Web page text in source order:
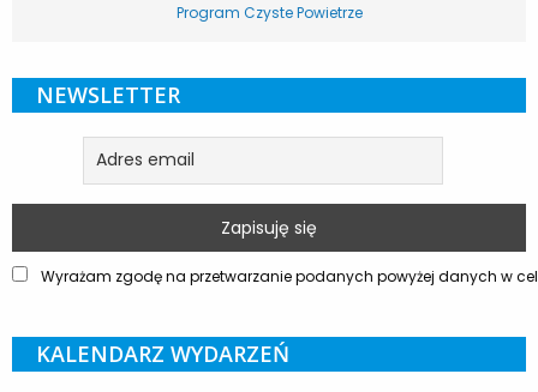
Program Czyste Powietrze
NEWSLETTER
Wyrażam zgodę na przetwarzanie podanych powyżej danych w
KALENDARZ WYDARZEŃ